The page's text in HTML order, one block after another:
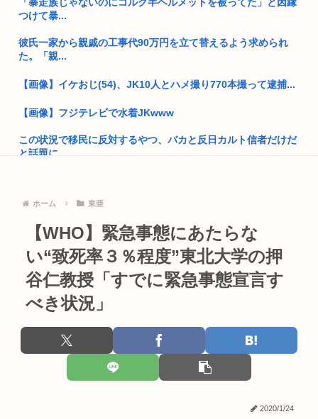
30代独身男性のお盆休みwww
今だからこそスト2くらいシンプルな格ゲーを作って格ゲー人
口を増や...
ジャンポケ斉藤の弁護士「ロケバスには運転手いた。常識的に
むしろ飯...
され...
4時だから窓から4回安倍晋三連呼した
トランプの支持率低迷中の共和党、中間選挙では「民主党はも
っとひど...
ただ滅び...
【悲報動画】Claude、Z世代使用率ゼロパーセントを記録する
つけて暴...
彼氏一家から親戚の工事代90万円を立て替えるよう求められ
た。「親...
【画像】イケおじ(54)、JK10人とハメ撮り770本撮って逮捕...
【画像】フジテレビで水着JKwww
この状況で移民に反対するやつ、バカと反日カルト信者だけだ
と話題に
(っ´ω`c)朝から幻想水滸伝スターリープのリセマラやってる
ショートスリーパー「寝たほうがいいよ」の一言にブチギレ
【大甲子園】被災地熊本県が涙 初出場の熊本代表有明高校、京
都立命...
【画像】ほぼ全裸なドスケベコスプレイヤーの身体がエロすぎ
中学生の射精ってすごいんだな
俺「…」担任「…くん！俺くん！ちゃんと授業聞いてって何度
ホリエモン「面接でさ、納豆パックの薄いフィルムって何のた
ホーム 東亜
【WHO】緊急事態にあたらな
い“致死率３％程度”東北大学の押
谷仁教授「すでに緊急事態宣言す
べき状況」
2020/1/24